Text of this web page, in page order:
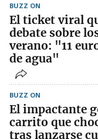
BUZZ ON
El ticket viral
debate sobre
verano: "11
de agua"
BUZZ ON
El impactante
carrito que
tras lanzarse